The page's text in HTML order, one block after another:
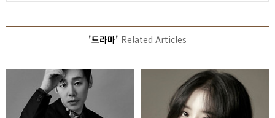
'드라마' Related Articles